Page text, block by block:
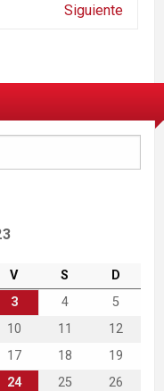
Siguiente
V S
D
3 4
5
10 11
12
17 18
19
24 25
26